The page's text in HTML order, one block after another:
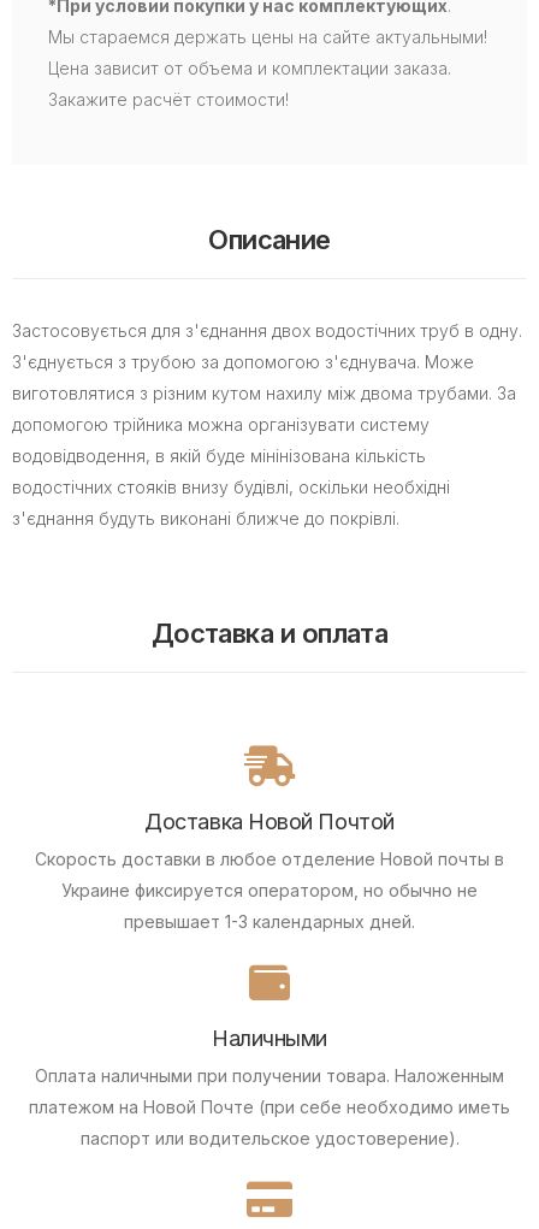
*При условии покупки у нас комплектующих.
Мы стараемся держать цены на сайте актуальными!
Цена зависит от объема и комплектации заказа.
Закажите расчёт стоимости!
Описание
Застосовується для з'єднання двох водостічних труб в одну.
З'єднується з трубою за допомогою з'єднувача. Може
виготовлятися з різним кутом нахилу між двома трубами. За
допомогою трійника можна організувати систему
водовідводення, в якій буде мінінізована кількість
водостічних стояків внизу будівлі, оскільки необхідні
з'єднання будуть виконані ближче до покрівлі.
Доставка и оплата
Доставка Новой Почтой
Скорость доставки в любое отделение Новой почты в
Украине фиксируется оператором, но обычно не
превышает 1-3 календарных дней.
Наличными
Оплата наличными при получении товара. Наложенным
платежом на Новой Почте (при себе необходимо иметь
паспорт или водительское удостоверение).